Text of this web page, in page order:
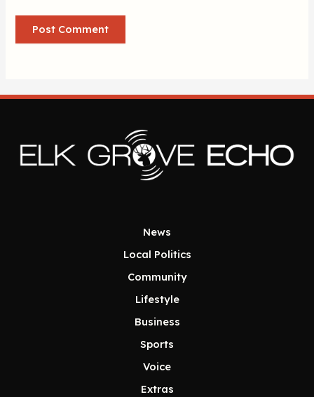
News
Local Politics
Community
Lifestyle
Business
Sports
Voice
Extras